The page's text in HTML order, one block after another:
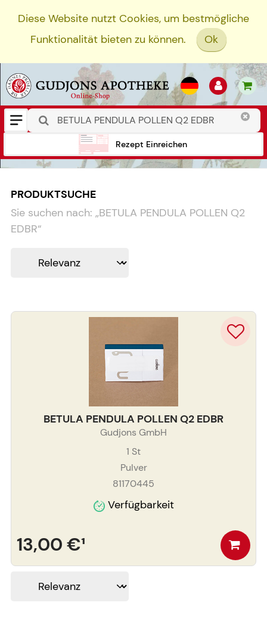
Diese Website nutzt Cookies, um bestmögliche
Funktionalität bieten zu können.
Ok
Rezept Einreichen
PRODUKTSUCHE
Sie suchen nach: „BETULA PENDULA POLLEN Q2
EDBR“
BETULA PENDULA POLLEN Q2 EDBR
Gudjons GmbH
1 St
Pulver
81170445
Verfügbarkeit
13,00 €¹